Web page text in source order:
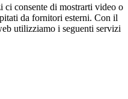
ci consente di mostrarti video o
da fornitori esterni. Con il
utilizziamo i seguenti servizi